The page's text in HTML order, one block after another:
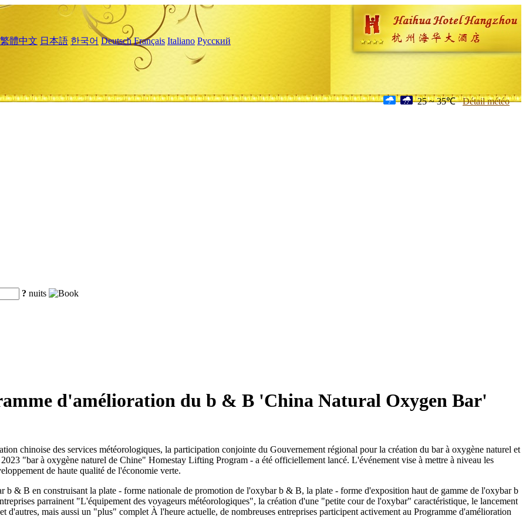
繁體中文 日本語 한국어 Deutsch Français Italiano Русский
25 ~ 35℃ Détail météo
? nuits
d'amélioration du b & B 'China Natural Oxygen Bar'
chinoise des services météorologiques, la participation conjointe du Gouvernement régional pour la création du bar à oxygène naturel et
"bar à oxygène naturel de Chine" Homestay Lifting Program - a été officiellement lancé. L'événement vise à mettre à niveau les
de haute qualité de l'économie verte.
b & B en construisant la plate - forme nationale de promotion de l'oxybar b & B, la plate - forme d'exposition haut de gamme de l'oxybar b
parrainent "L'équipement des voyageurs météorologiques", la création d'une "petite cour de l'oxybar" caractéristique, le lancement
mais aussi un "plus" complet À l'heure actuelle, de nombreuses entreprises participent activement au Programme d'amélioration